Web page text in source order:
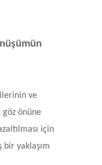
ve
göz önüne
için
bir yaklaşım